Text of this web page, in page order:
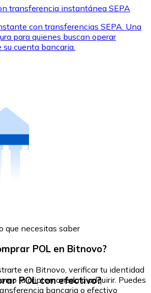
transferencia instantánea SEPA
con transferencias SEPA. Una
para quienes buscan operar
cuenta bancaria.
que necesitas saber
POL en Bitnovo?
en Bitnovo, verificar tu identidad
la criptomoneda a adquirir. Puedes
bancaria o efectivo
POL con efectivo?